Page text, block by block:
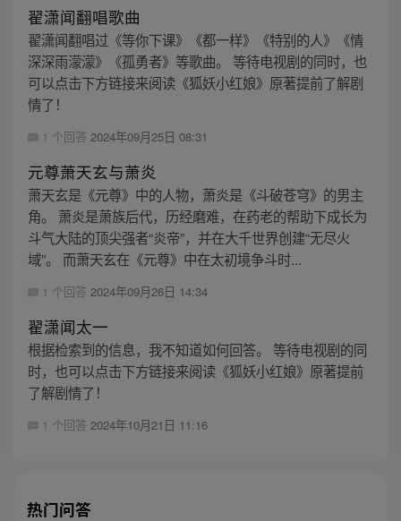
翟潇闻翻唱歌曲
翟潇闻翻唱过《等你下课》《都一样》《特别的人》《情
深深雨濛濛》《孤勇者》等歌曲。 等待电视剧的同时，也
可以点击下方链接来阅读《狐妖小红娘》原著提前了解剧
情了！
1 个回答 2024年09月25日 08:31
元尊萧天玄与萧炎
萧天玄是《元尊》中的人物，萧炎是《斗破苍穹》的男主
角。 萧炎是萧族后代，历经磨难，在药老的帮助下成长为
斗气大陆的顶尖强者“炎帝”，并在大千世界创建“无尽火
域”。 而萧天玄在《元尊》中在太初境争斗时...
1 个回答 2024年09月26日 14:34
翟潇闻太一
根据检索到的信息，我不知道如何回答。 等待电视剧的同
时，也可以点击下方链接来阅读《狐妖小红娘》原著提前
了解剧情了！
1 个回答 2024年10月21日 11:16
热门问答